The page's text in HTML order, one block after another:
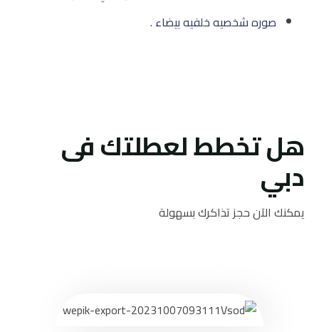
صوره شخصيه خلفيه بيضاء .
هل تخطط لعطلتك فى
دبي
يمكنك الآن حجز تذاكرك بسهولة